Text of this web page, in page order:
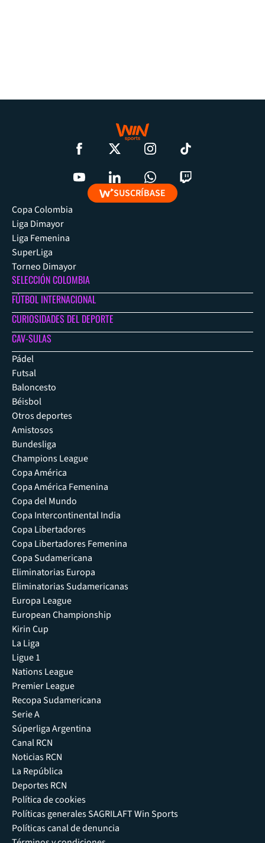
SUSCRÍBASE
Copa Colombia
Liga Dimayor
Liga Femenina
SuperLiga
Torneo Dimayor
SELECCIÓN COLOMBIA
FÚTBOL INTERNACIONAL
CURIOSIDADES DEL DEPORTE
CAV-SULAS
Pádel
Futsal
Baloncesto
Béisbol
Otros deportes
Amistosos
Bundesliga
Champions League
Copa América
Copa América Femenina
Copa del Mundo
Copa Intercontinental India
Copa Libertadores
Copa Libertadores Femenina
Copa Sudamericana
Eliminatorias Europa
Eliminatorias Sudamericanas
Europa League
European Championship
Kirin Cup
La Liga
Ligue 1
Nations League
Premier League
Recopa Sudamericana
Serie A
Súperliga Argentina
Canal RCN
Noticias RCN
La República
Deportes RCN
Política de cookies
Políticas generales SAGRILAFT Win Sports
Políticas canal de denuncia